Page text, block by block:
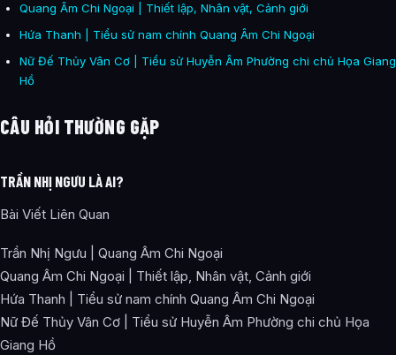
Quang Âm Chi Ngoại | Thiết lập, Nhân vật, Cảnh giới
Hứa Thanh | Tiểu sử nam chính Quang Âm Chi Ngoại
Nữ Đế Thủy Vân Cơ | Tiểu sử Huyễn Âm Phường chi chủ Họa Giang
Hồ
CÂU HỎI THƯỜNG GẶP
TRẦN NHỊ NGƯU LÀ AI?
Bài Viết Liên Quan
Trần Nhị Ngưu | Quang Âm Chi Ngoại
Quang Âm Chi Ngoại | Thiết lập, Nhân vật, Cảnh giới
Hứa Thanh | Tiểu sử nam chính Quang Âm Chi Ngoại
Nữ Đế Thủy Vân Cơ | Tiểu sử Huyễn Âm Phường chi chủ Họa
Giang Hồ